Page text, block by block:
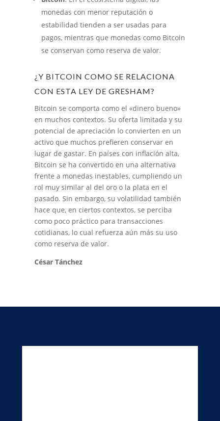
monedas con menor reputación o
estabilidad tienden a ser usadas para
pagos, mientras que monedas como Bitcoin
se conservan como reserva de valor.
¿Y BITCOIN COMO SE RELACIONA
CON ESTA LEY DE GRESHAM?
Bitcoin se comporta como el «dinero bueno»
en muchos contextos. Su oferta limitada y su
potencial de apreciación lo convierten en un
activo que muchos prefieren conservar en
lugar de gastar. En países con inflación alta,
Bitcoin se ha convertido en una alternativa
frente a monedas inestables, cumpliendo un
rol muy similar al del oro o la plata en el
pasado. Sin embargo, su volatilidad también
hace que, en ciertos contextos, se perciba
como poco práctico para transacciones
cotidianas, lo cual refuerza aún más su uso
como reserva de valor.
César Tánchez